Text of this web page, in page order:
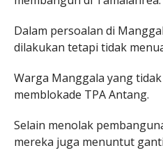
Dalam persoalan di
dilakukan tetapi tidak
Warga Manggala yang
memblokade TPA Antang.
Selain menolak
mereka juga menuntut